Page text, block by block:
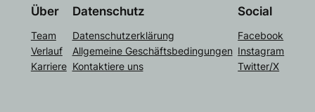
Über
Team
Verlauf
Karriere
Datenschutz
Datenschutzerklärung
Allgemeine Geschäftsbedingungen
Kontaktiere uns
Social
Facebook
Instagram
Twitter/X